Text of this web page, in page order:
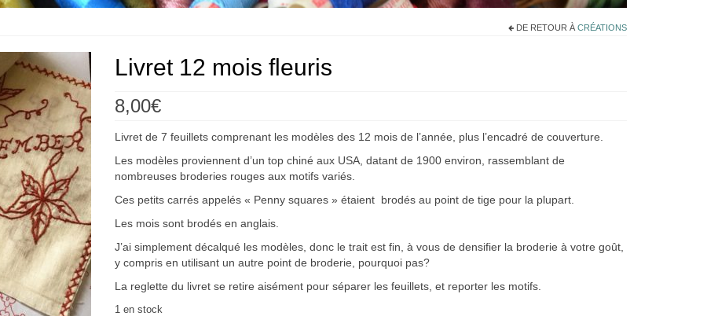
DE RETOUR À CRÉATIONS
Livret 12 mois fleuris
8,00€
Livret de 7 feuillets comprenant les modèles des 12 mois de l’année, plus l’encadré de couverture.
Les modèles proviennent d’un top chiné aux USA, datant de 1900 environ, rassemblant de
nombreuses broderies rouges aux motifs variés.
Ces petits carrés appelés « Penny squares » étaient brodés au point de tige pour la plupart.
Les mois sont brodés en anglais.
J’ai simplement décalqué les modèles, donc le trait est fin, à vous de densifier la broderie à votre goût,
y compris en utilisant un autre point de broderie, pourquoi pas?
La reglette du livret se retire aisément pour séparer les feuillets, et reporter les motifs.
1 en stock